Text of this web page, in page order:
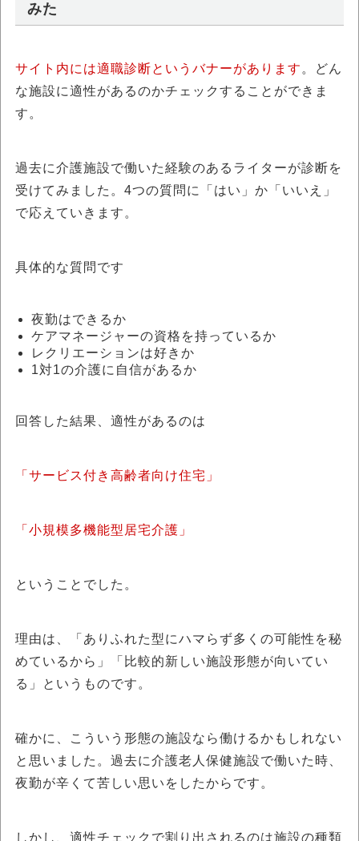
みた
サイト内には適職診断というバナーがあります。どん
な施設に適性があるのかチェックすることができま
す。
過去に介護施設で働いた経験のあるライターが診断を
受けてみました。4つの質問に「はい」か「いいえ」
で応えていきます。
具体的な質問です
夜勤はできるか
ケアマネージャーの資格を持っているか
レクリエーションは好きか
1対1の介護に自信があるか
回答した結果、適性があるのは
「サービス付き高齢者向け住宅」
「小規模多機能型居宅介護」
ということでした。
理由は、「ありふれた型にハマらず多くの可能性を秘
めているから」「比較的新しい施設形態が向いてい
る」というものです。
確かに、こういう形態の施設なら働けるかもしれない
と思いました。過去に介護老人保健施設で働いた時、
夜勤が辛くて苦しい思いをしたからです。
しかし、適性チェックで割り出されるのは施設の種類